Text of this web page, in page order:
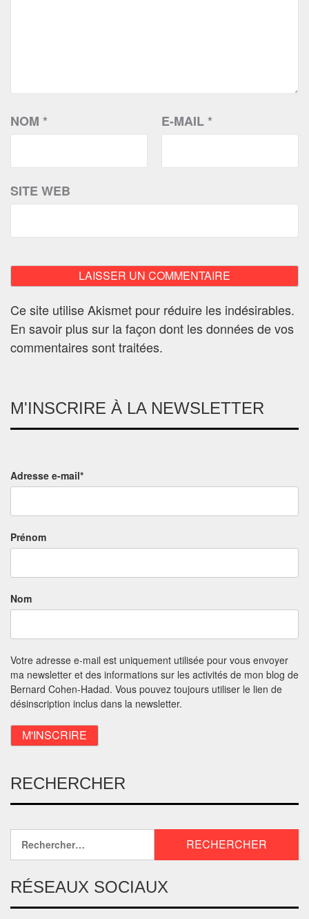
NOM * E-MAIL*
SITE WEB
Ce site utilise Akismet pour réduire les indésirables.
En savoir plus sur la façon dont les données de vos
commentaires sont traitées.
M'INSCRIRE À LA NEWSLETTER
Adresse e-mail*
Prénom
Nom
Votre adresse e-mail est uniquement utilisée pour vous envoyer
ma newsletter et des informations sur les activités de mon blog de
Bernard Cohen-Hadad. Vous pouvez toujours utiliser le lien de
désinscription inclus dans la newsletter.
RECHERCHER
RÉSEAUX SOCIAUX